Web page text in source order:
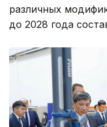
различных
до 2028 года